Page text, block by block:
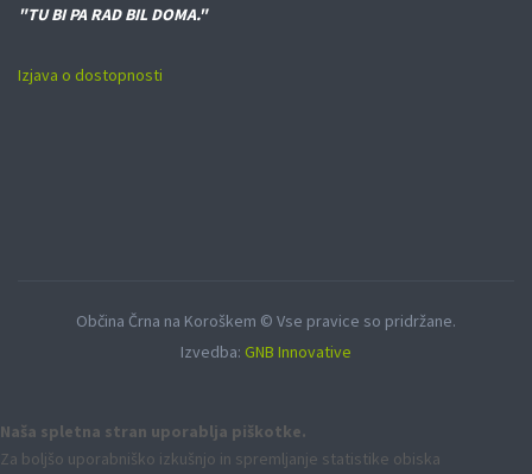
"TU BI PA RAD BIL DOMA."
Izjava o dostopnosti
Občina Črna na Koroškem © Vse pravice so pridržane.
Izvedba: GNB Innovative
Naša spletna stran uporablja piškotke.
Za boljšo uporabniško izkušnjo in spremljanje statistike obiska